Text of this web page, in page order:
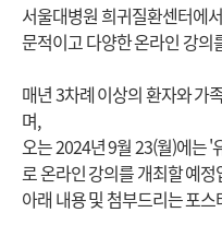
서울대병원 희귀질환센터에
문적이고 다양한 온라인 강의
매년 3차례 이상의 환자와 가
며,
오는 2024년 9월 23(월)에는 '
로 온라인 강의를 개최할 예정
아래 내용 및 첨부드리는 포